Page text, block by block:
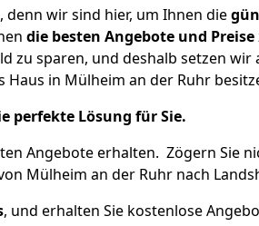
wir sind hier, um Ihnen die
die besten Angebote und Preise
sparen, und deshalb setzen wir
in Mülheim an der Ruhr
perfekte Lösung für Sie.
Angebote erhalten. Zögern Sie
Mülheim an der Ruhr nach
, und erhalten Sie kostenlose